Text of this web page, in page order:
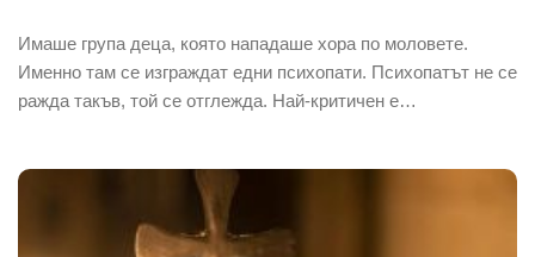
Имаше група деца, която нападаше хора по моловете.
Именно там се изграждат едни психопати. Психопатът не се
ражда такъв, той се отглежда. Най-критичен е…